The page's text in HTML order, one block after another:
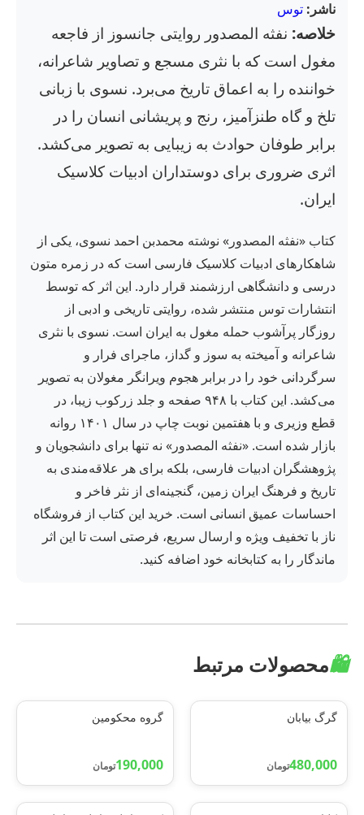
ناشر: توس
خلاصه: نفثه المصدور روایتی جانسوز از فاجعه
مغول است که با نثری مسجع و تصاویر شاعرانه،
خواننده را به اعماق تاریخ می‌برد. نسوی با زبانی
تلخ و گاه طنزآمیز، رنج و پریشانی انسان را در
برابر طوفان حوادث به زیبایی به تصویر می‌کشد.
اثری ضروری برای دوستداران ادبیات کلاسیک
ایران.
کتاب «نفثه المصدور» نوشته محمدبن احمد نسوی، یکی از
شاهکارهای ادبیات کلاسیک فارسی است که در زمره متون
درسی و دانشگاهی ارزشمند قرار دارد. این اثر که توسط
انتشارات توس منتشر شده، روایتی تاریخی و ادبی از
روزگار پرآشوب حمله مغول به ایران است. نسوی با نثری
شاعرانه و آمیخته به سوز و گداز، ماجرای فرار و
سرگردانی خود را در برابر هجوم ویرانگر مغولان به تصویر
می‌کشد. این کتاب با ۹۴۸ صفحه و جلد زرکوب زیبا، در
قطع وزیری و با هفتمین نوبت چاپ در سال ۱۴۰۱ روانه
بازار شده است. «نفثه المصدور» نه تنها برای دانشجویان و
پژوهشگران ادبیات فارسی، بلکه برای هر علاقه‌مندی به
تاریخ و فرهنگ ایران زمین، گنجینه‌ای از نثر فاخر و
احساسات عمیق انسانی است. خرید این کتاب از فروشگاه
ناز با تخفیف ویژه و ارسال سریع، فرصتی است تا این اثر
ماندگار را به کتابخانه خود اضافه کنید.
🛍️محصولات مرتبط
گرگ بیابان
480,000تومان
گروه محکومین
190,000تومان